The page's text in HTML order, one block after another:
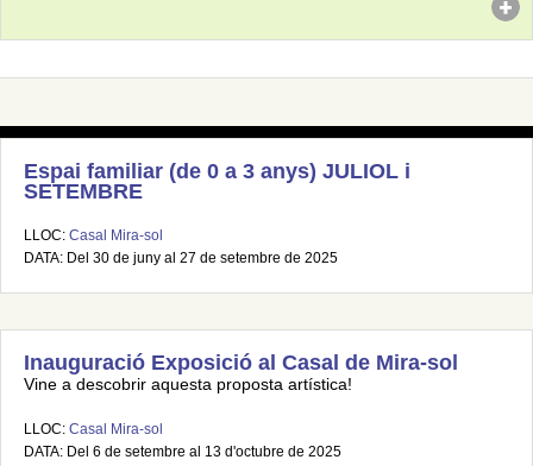
Espai familiar (de 0 a 3 anys) JULIOL i
SETEMBRE
LLOC: Casal Mira-sol
DATA: Del 30 de juny al 27 de setembre de 2025
Inauguració Exposició al Casal de Mira-sol
Vine a descobrir aquesta proposta artística!
LLOC: Casal Mira-sol
DATA: Del 6 de setembre al 13 d'octubre de 2025